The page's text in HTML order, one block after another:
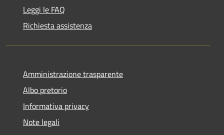
Leggi le FAQ
Richiesta assistenza
Amministrazione trasparente
Albo pretorio
Informativa privacy
Note legali